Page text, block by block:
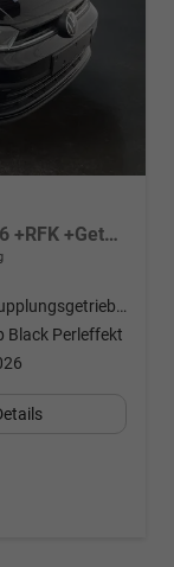
Edition 1.0 TSI 95PS/70kW DSG 2026 +RFK +Getönte Heckscheiben +TravelAssist +LED
Doppelkupplungsgetriebe (DSG)
Black Perleffekt